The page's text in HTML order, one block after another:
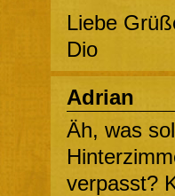
Liebe
Dio
Adrian
Äh, was
verpasst?